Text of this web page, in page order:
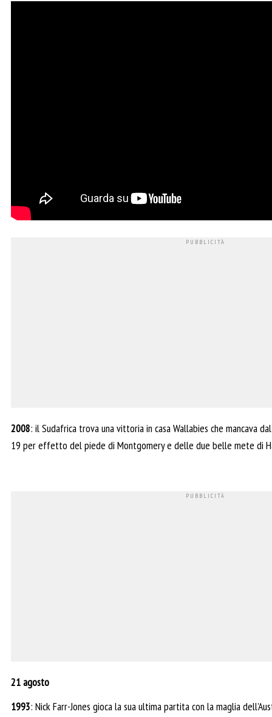
2008: il Sudafrica trova una vittoria in casa Wallabies che mancava
19 per effetto del piede di Montgomery e delle due belle mete di
21 agosto
1993: Nick Farr-Jones gioca la sua ultima partita con la maglia